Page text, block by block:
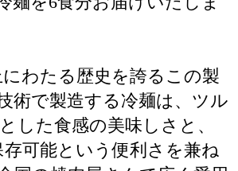
にわたる歴史を誇るこの製
術で製造する冷麺は、ツル
した食感の美味しさと、
可能という便利さを兼ね